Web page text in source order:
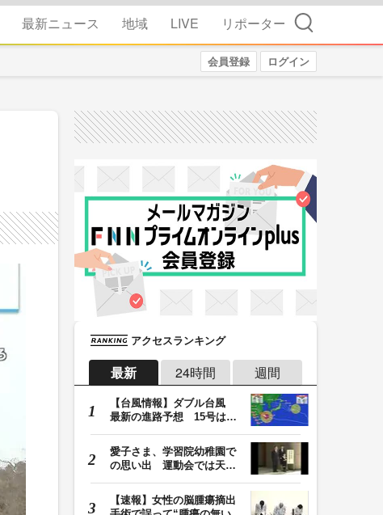
最新ニュース 地域 LIVE リポーター 検索
会員登録 ログイン
アクセスランキング
最新 24時間 週間
【台風情報】ダブル台風
最新の進路予想 15号は北
愛子さま、学習院幼稚園で
の思い出 運動会では天皇
【速報】女性の脳腫瘍摘出